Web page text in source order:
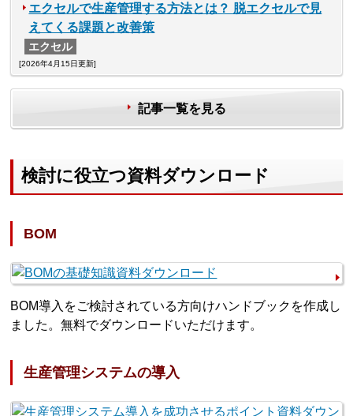
エクセルで生産管理する方法とは？ 脱エクセルで見
えてくる課題と改善策
エクセル
[2026年4月15日更新]
記事一覧を見る
検討に役立つ資料ダウンロード
BOM
BOM導入をご検討されている方向けハンドブックを作成し
ました。無料でダウンロードいただけます。
生産管理システムの導入